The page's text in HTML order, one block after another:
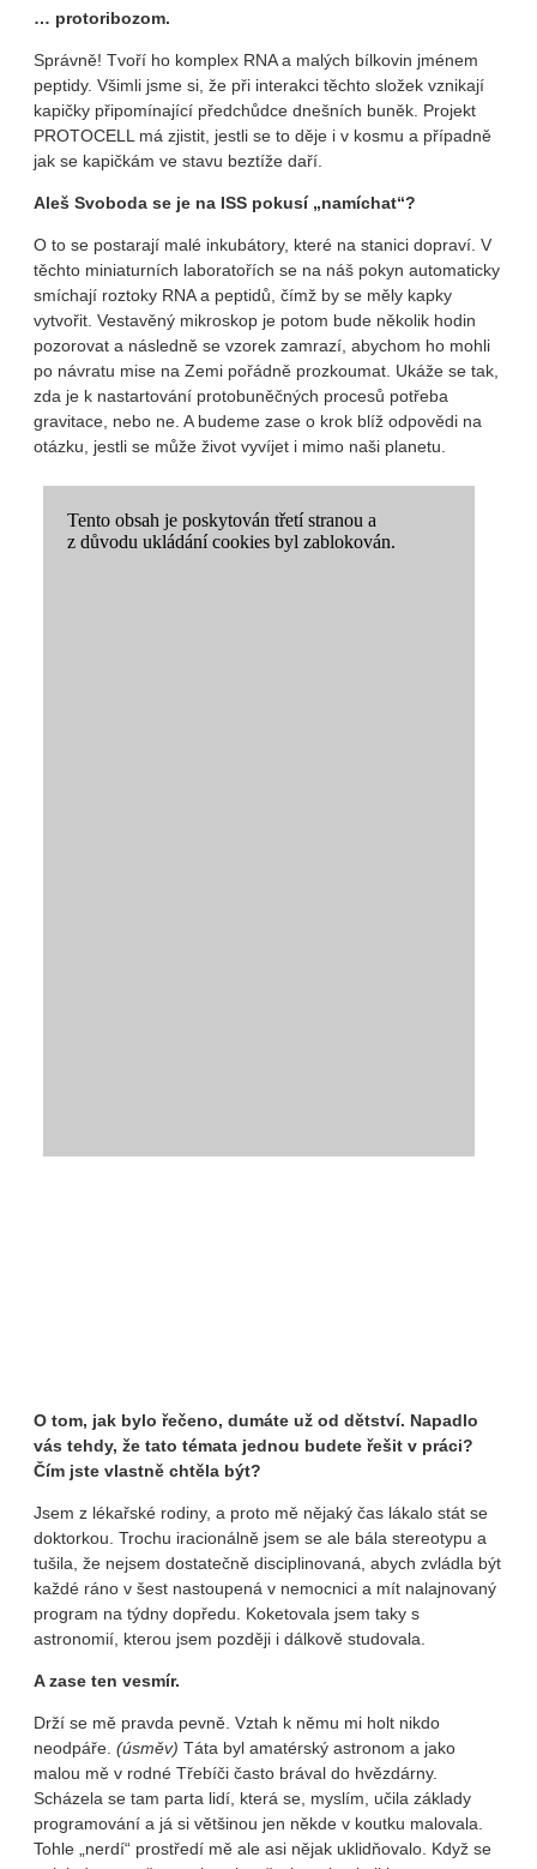
… protoribozom.
Správně! Tvoří ho komplex RNA a malých bílkovin jménem
peptidy. Všimli jsme si, že při interakci těchto složek vznikají
kapičky připomínající předchůdce dnešních buněk. Projekt
PROTOCELL má zjistit, jestli se to děje i v kosmu a případně
jak se kapičkám ve stavu beztíže daří.
Aleš Svoboda se je na ISS pokusí „namíchat“?
O to se postarají malé inkubátory, které na stanici dopraví. V
těchto miniaturních laboratořích se na náš pokyn automaticky
smíchají roztoky RNA a peptidů, čímž by se měly kapky
vytvořit. Vestavěný mikroskop je potom bude několik hodin
pozorovat a následně se vzorek zamrazí, abychom ho mohli
po návratu mise na Zemi pořádně prozkoumat. Ukáže se tak,
zda je k nastartování protobuněčných procesů potřeba
gravitace, nebo ne. A budeme zase o krok blíž odpovědi na
otázku, jestli se může život vyvíjet i mimo naši planetu.
O tom, jak bylo řečeno, dumáte už od dětství. Napadlo
vás tehdy, že tato témata jednou budete řešit v práci?
Čím jste vlastně chtěla být?
Jsem z lékařské rodiny, a proto mě nějaký čas lákalo stát se
doktorkou. Trochu iracionálně jsem se ale bála stereotypu a
tušila, že nejsem dostatečně disciplinovaná, abych zvládla být
každé ráno v šest nastoupená v nemocnici a mít nalajnovaný
program na týdny dopředu. Koketovala jsem taky s
astronomií, kterou jsem později i dálkově studovala.
A zase ten vesmír.
Drží se mě pravda pevně. Vztah k němu mi holt nikdo
neodpáře. (úsměv) Táta byl amatérský astronom a jako
malou mě v rodné Třebíči často brával do hvězdárny.
Scházela se tam parta lidí, která se, myslím, učila základy
programování a já si většinou jen někde v koutku malovala.
Tohle „nerdí“ prostředí mě ale asi nějak uklidňovalo. Když se